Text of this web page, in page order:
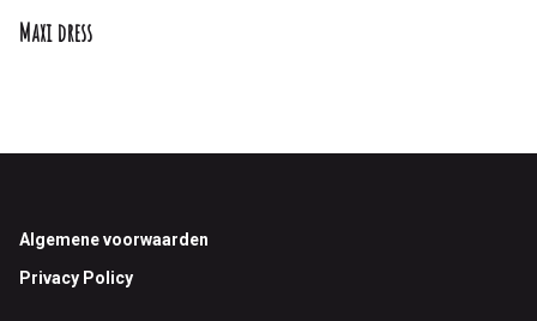
Maxi dress
Footer
Algemene voorwaarden
Privacy Policy